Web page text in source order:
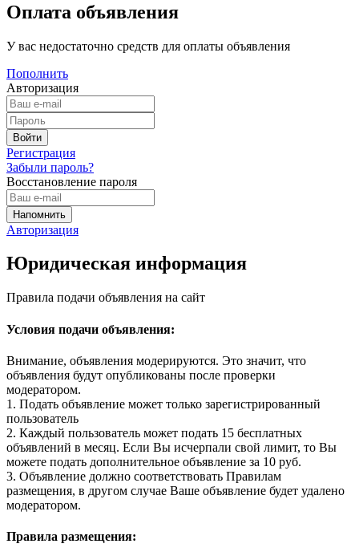
Оплата объявления
У вас недостаточно средств для оплаты объявления
Пополнить
Авторизация
Регистрация
Забыли пароль?
Восстановление пароля
Авторизация
Юридическая информация
Правила подачи объявления на сайт
Условия подачи объявления:
Внимание, объявления модерируются. Это значит, что
объявления будут опубликованы после проверки
модератором.
1. Подать объявление может только зарегистрированный
пользователь
2. Каждый пользователь может подать 15 бесплатных
объявлений в месяц. Если Вы исчерпали свой лимит, то Вы
можете подать дополнительное объявление за 10 руб.
3. Объявление должно соответствовать Правилам
размещения, в другом случае Ваше объявление будет удалено
модератором.
Правила размещения: